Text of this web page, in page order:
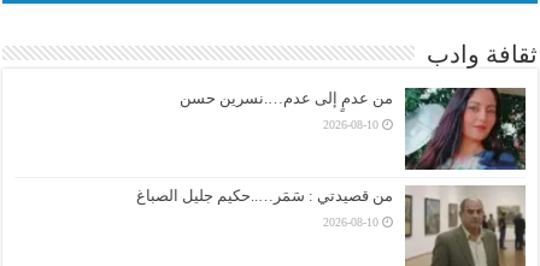
ثقافة وادب
من عدمٍ إلى عدم….نسرين حسن
2026-08-10
من قصيدتي : سَمَر…..حكيم جليل الصباغ
2026-08-10